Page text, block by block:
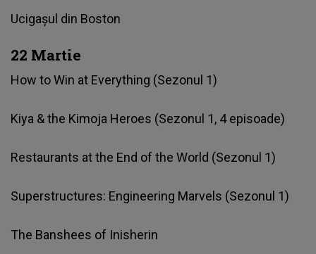
Ucigașul din Boston
22 Martie
How to Win at Everything (Sezonul 1)
Kiya & the Kimoja Heroes (Sezonul 1, 4 episoade)
Restaurants at the End of the World (Sezonul 1)
Superstructures: Engineering Marvels (Sezonul 1)
The Banshees of Inisherin